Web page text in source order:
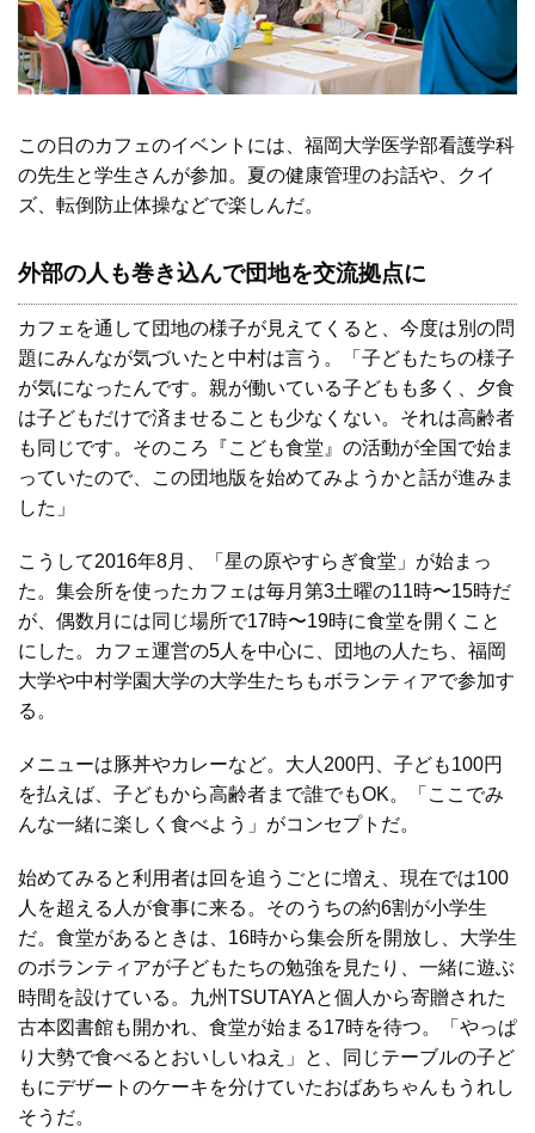
この日のカフェのイベントには、福岡大学医学部看護学科
の先生と学生さんが参加。夏の健康管理のお話や、クイ
ズ、転倒防止体操などで楽しんだ。
外部の人も巻き込んで団地を交流拠点に
カフェを通して団地の様子が見えてくると、今度は別の問
題にみんなが気づいたと中村は言う。「子どもたちの様子
が気になったんです。親が働いている子どもも多く、夕食
は子どもだけで済ませることも少なくない。それは高齢者
も同じです。そのころ『こども食堂』の活動が全国で始ま
っていたので、この団地版を始めてみようかと話が進みま
した」
こうして2016年8月、「星の原やすらぎ食堂」が始まっ
た。集会所を使ったカフェは毎月第3土曜の11時〜15時だ
が、偶数月には同じ場所で17時〜19時に食堂を開くこと
にした。カフェ運営の5人を中心に、団地の人たち、福岡
大学や中村学園大学の大学生たちもボランティアで参加す
る。
メニューは豚丼やカレーなど。大人200円、子ども100円
を払えば、子どもから高齢者まで誰でもOK。「ここでみ
んな一緒に楽しく食べよう」がコンセプトだ。
始めてみると利用者は回を追うごとに増え、現在では100
人を超える人が食事に来る。そのうちの約6割が小学生
だ。食堂があるときは、16時から集会所を開放し、大学生
のボランティアが子どもたちの勉強を見たり、一緒に遊ぶ
時間を設けている。九州TSUTAYAと個人から寄贈された
古本図書館も開かれ、食堂が始まる17時を待つ。「やっぱ
り大勢で食べるとおいしいねえ」と、同じテーブルの子ど
もにデザートのケーキを分けていたおばあちゃんもうれし
そうだ。